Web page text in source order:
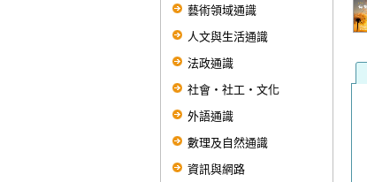
藝術領域通識
人文與生活通識
法政通識
社會‧社工‧文化
外語通識
數理及自然通識
資訊與網路